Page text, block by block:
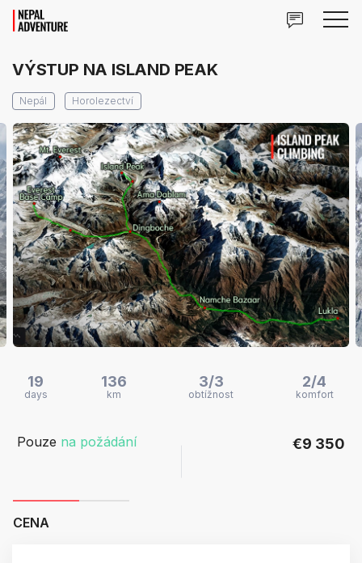
VÝSTUP NA ISLAND PEAK
Nepál Horolezectví
19
days
136
km
3/3
obtížnost
2/4
komfort
Pouze na požádání €9 350
CENA